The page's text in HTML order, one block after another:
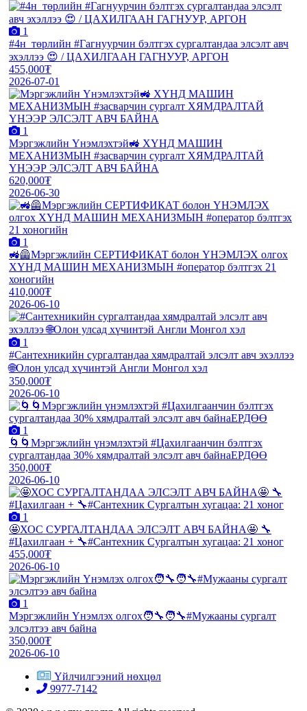
1
#4н_төрлийн #Гагнуурчин бэлтгэх сургалтандаа элсэлт авч
эхэллээ 😍 / ЦАХИЛГААН ГАГНУУР, АРГОН
455,000₮
2026-07-01
1
Мэргэжлийн Үнэмлэхтэй🚜 ХҮНД МАШИН
МЕХАНИЗМЫН #засварчин сургалт ХЯМДРАЛТАЙ
ҮНЭЭР ЭЛСЭЛТ АВЧ БАЙНА
620,000₮
2026-06-30
1
🚜🦺Мэргэжлийн СЕРТИФИКАТ болон ҮНЭМЛЭХ олгох
ХҮНД МАШИН МЕХАНИЗМЫН #оператор бэлтгэх 21
хоногийн
410,000₮
2026-06-10
1
#Сантехникийн сургалтандаа хямдралтай элсэлт авч эхэллээ
🌐Олон улсад хүчинтэй Англи Монгол хэл
350,000₮
2026-06-10
1
🌀🌀Мэргэжлийн үнэмлэхтэй #Цахилгаанчин бэлтгэх
сургалтандаа 30% хямдралтай элсэлт авч байнаЕРДӨӨ
350,000₮
2026-06-10
1
🤩ХОС СУРГАЛТАНДАА ЭЛСЭЛТ АВЧ БАЙНА🤩 🔧
#Цахилгаан + 🔧#Сантехник Сургалтын хугацаа: 21 хоног
455,000₮
2026-06-10
1
Мэргэжлийн Үнэмлэх олгох🧑‍🔧🧑‍🔧#Мужааны сургалт
элсэлтээ авч байна
350,000₮
2026-06-10
Үйлчилгээний нөхцөл
9977-7142